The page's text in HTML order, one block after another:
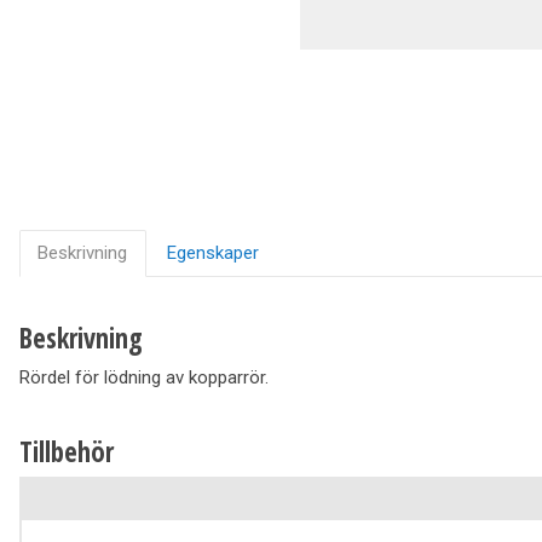
Beskrivning Egenskaper
Beskrivning
Rördel för lödning av kopparrör.
Tillbehör